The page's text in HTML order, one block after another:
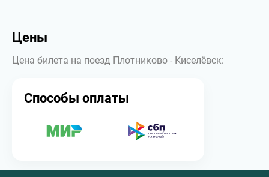
Цены
Цена билета на поезд Плотниково - Киселёвск:
Способы оплаты